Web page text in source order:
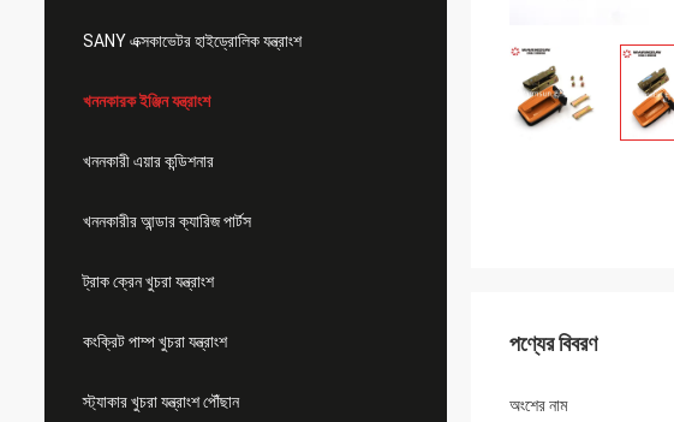
SANY এক্সকাভেটর হাইড্রোলিক যন্ত্রাংশ
খননকারক ইঞ্জিন যন্ত্রাংশ
খননকারী এয়ার কন্ডিশনার
খননকারীর আন্ডার ক্যারিজ পার্টস
ট্রাক ক্রেন খুচরা যন্ত্রাংশ
কংক্রিট পাম্প খুচরা যন্ত্রাংশ
স্ট্যাকার খুচরা যন্ত্রাংশ পৌঁছান
পণ্যের বিবরণ
অংশের নাম